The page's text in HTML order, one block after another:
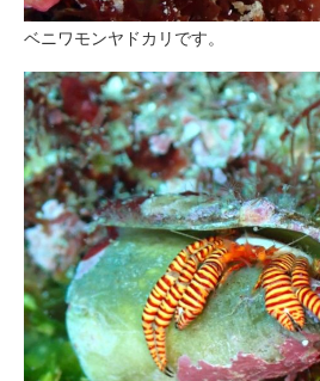
ベニワモンヤドカリです。